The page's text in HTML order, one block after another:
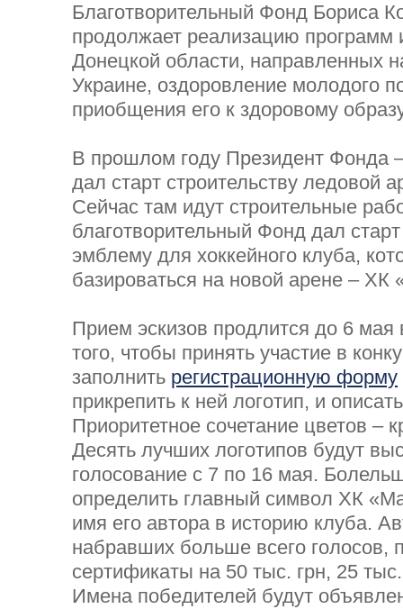
Благотворительный Фонд Бориса
продолжает реализацию программ
Донецкой области, направленных
Украине, оздоровление молодого
приобщения его к здоровому
В прошлом году Президент Фонда
дал старт строительству ледовой
Сейчас там идут строительные
благотворительный Фонд дал
эмблему для хоккейного клуба,
базироваться на новой арене –
Прием эскизов продлится до 6
того, чтобы принять участие в
заполнить регистрационную форму
прикрепить к ней логотип, и
Приоритетное сочетание цветов –
Десять лучших логотипов будут
голосование с 7 по 16 мая.
определить главный символ ХК
имя его автора в историю клуба.
набравших больше всего голосов,
сертификаты на 50 тыс. грн, 25
Имена победителей будут